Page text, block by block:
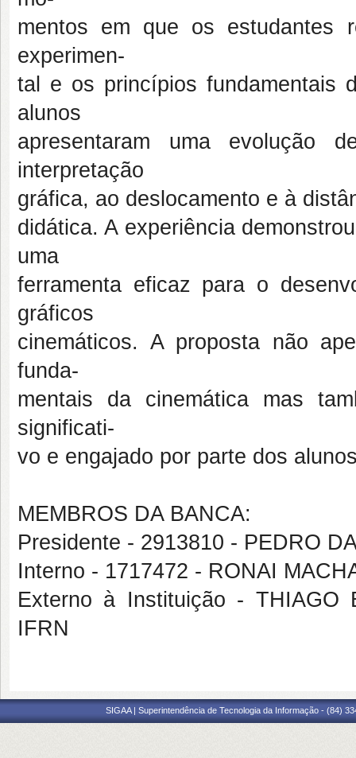
mentos em que os estudantes
experimen-
tal e os princípios fundamentais
alunos
apresentaram uma evolução
interpretação
gráfica, ao deslocamento e à
didática. A experiência
uma
ferramenta eficaz para o
gráficos
cinemáticos. A proposta não
funda-
mentais da cinemática mas
significati-
vo e engajado por parte dos
MEMBROS DA BANCA:
Presidente - 2913810 - PEDRO
Interno - 1717472 - RONAI
Externo à Instituição - THIAGO
IFRN
SIGAA | Superintendência de Tecnologia da Informação - (84)